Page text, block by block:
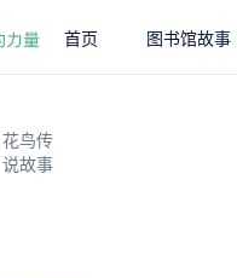
首页 图书馆故事
花鸟传
说故事